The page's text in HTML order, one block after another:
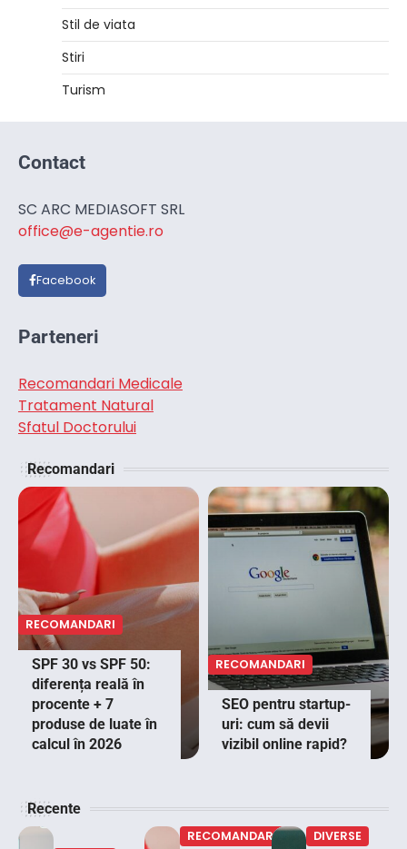
Stil de viata
Stiri
Turism
Contact
SC ARC MEDIASOFT SRL
office@e-agentie.ro
Facebook
Parteneri
Recomandari Medicale
Tratament Natural
Sfatul Doctorului
Recomandari
RECOMANDARI
SPF 30 vs SPF 50:
diferența reală în
procente + 7
produse de luate în
calcul în 2026
RECOMANDARI
SEO pentru startup-
uri: cum să devii
vizibil online rapid?
Recente
RECOMANDARI DIVERSE